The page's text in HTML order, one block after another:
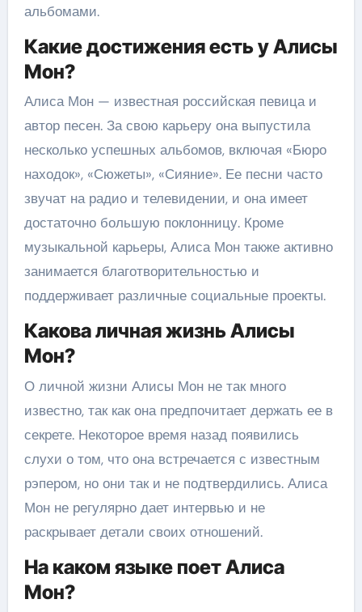
альбомами.
Какие достижения есть у Алисы
Мон?
Алиса Мон — известная российская певица и
автор песен. За свою карьеру она выпустила
несколько успешных альбомов, включая «Бюро
находок», «Сюжеты», «Сияние». Ее песни часто
звучат на радио и телевидении, и она имеет
достаточно большую поклонницу. Кроме
музыкальной карьеры, Алиса Мон также активно
занимается благотворительностью и
поддерживает различные социальные проекты.
Какова личная жизнь Алисы
Мон?
О личной жизни Алисы Мон не так много
известно, так как она предпочитает держать ее в
секрете. Некоторое время назад появились
слухи о том, что она встречается с известным
рэпером, но они так и не подтвердились. Алиса
Мон не регулярно дает интервью и не
раскрывает детали своих отношений.
На каком языке поет Алиса
Мон?